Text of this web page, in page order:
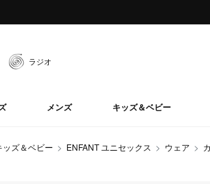
ラジオ
メンズ キッズ＆ベビー
ッズ＆ベビー ENFANT ユニセックス ウェア